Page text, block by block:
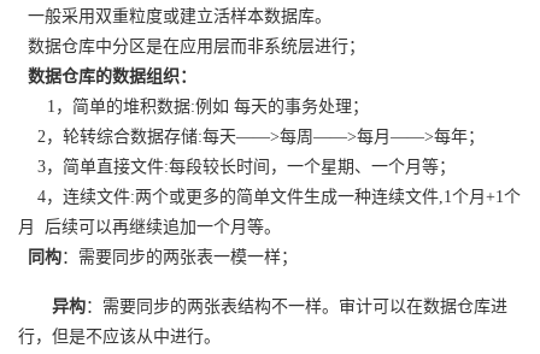
发
者
我
的
博
客
我
的
论
我
的
我
一般采用双重粒度或建立活样本数据库。
数据仓库中分区是在应用层而非系统层进行；
数据仓库的数据组织：
1，简单的堆积数据:例如 每天的事务处理；
2，轮转综合数据存储:每天——>每周——>每月——>每年；
3，简单直接文件:每段较长时间，一个星期、一个月等；
4，连续文件:两个或更多的简单文件生成一种连续文件,1个月+1个
月 后续可以再继续追加一个月等。
同构：需要同步的两张表一模一样；
异构：需要同步的两张表结构不一样。审计可以在数据仓库进
行，但是不应该从中进行。